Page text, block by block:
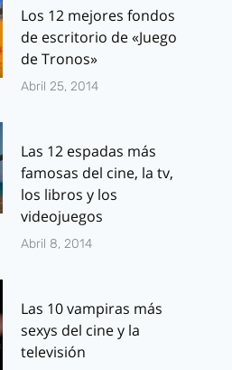
orgullo
Por J.J. González
Los 12 mejores fondos
de escritorio de «Juego
de Tronos»
Abril 25, 2014
Las 12 espadas más
famosas del cine, la tv,
los libros y los
videojuegos
Abril 8, 2014
Las 10 vampiras más
sexys del cine y la
televisión